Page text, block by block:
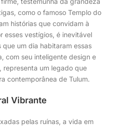
como o famoso Templo do
histórias que convidam à
esses vestígios, é inevitável
um dia habitaram essas
com seu inteligente design e
representa um legado que
contemporânea de Tulum.
Vibrante
pelas ruínas, a vida em